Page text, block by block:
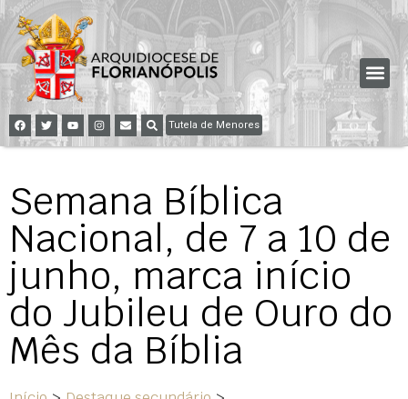
Tutela de Menores
Semana Bíblica
Nacional, de 7 a 10 de
junho, marca início
do Jubileu de Ouro do
Mês da Bíblia